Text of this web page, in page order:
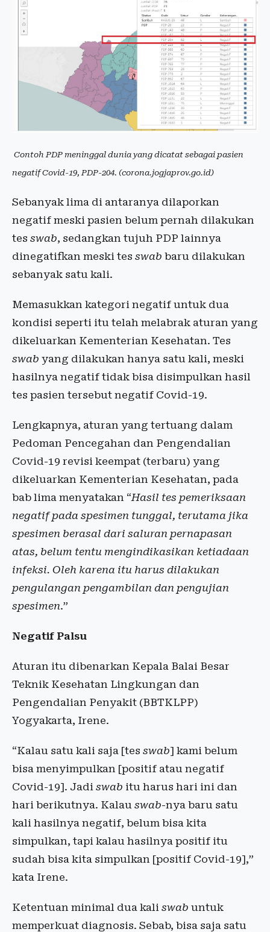
Contoh PDP meninggal dunia yang dicatat sebagai pasien
negatif Covid-19, PDP-204. (corona.jogjaprov.go.id)
Sebanyak lima di antaranya dilaporkan
negatif meski pasien belum pernah dilakukan
tes swab, sedangkan tujuh PDP lainnya
dinegatifkan meski tes swab baru dilakukan
sebanyak satu kali.
Memasukkan kategori negatif untuk dua
kondisi seperti itu telah melabrak aturan yang
dikeluarkan Kementerian Kesehatan. Tes
swab yang dilakukan hanya satu kali, meski
hasilnya negatif tidak bisa disimpulkan hasil
tes pasien tersebut negatif Covid-19.
Lengkapnya, aturan yang tertuang dalam
Pedoman Pencegahan dan Pengendalian
Covid-19 revisi keempat (terbaru) yang
dikeluarkan Kementerian Kesehatan, pada
bab lima menyatakan “Hasil tes pemeriksaan
negatif pada spesimen tunggal, terutama jika
spesimen berasal dari saluran pernapasan
atas, belum tentu mengindikasikan ketiadaan
infeksi. Oleh karena itu harus dilakukan
pengulangan pengambilan dan pengujian
spesimen.”
Negatif Palsu
Aturan itu dibenarkan Kepala Balai Besar
Teknik Kesehatan Lingkungan dan
Pengendalian Penyakit (BBTKLPP)
Yogyakarta, Irene.
“Kalau satu kali saja [tes swab] kami belum
bisa menyimpulkan [positif atau negatif
Covid-19]. Jadi swab itu harus hari ini dan
hari berikutnya. Kalau swab-nya baru satu
kali hasilnya negatif, belum bisa kita
simpulkan, tapi kalau hasilnya positif itu
sudah bisa kita simpulkan [positif Covid-19],”
kata Irene.
Ketentuan minimal dua kali swab untuk
memperkuat diagnosis. Sebab, bisa saja satu